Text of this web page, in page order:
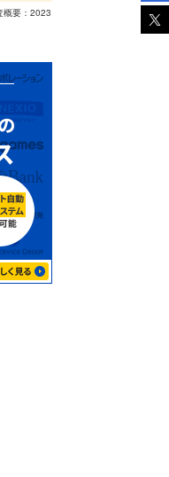
概要：2023